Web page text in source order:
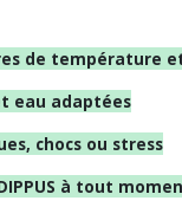
de température
eau adaptées
chocs ou stress
à tout